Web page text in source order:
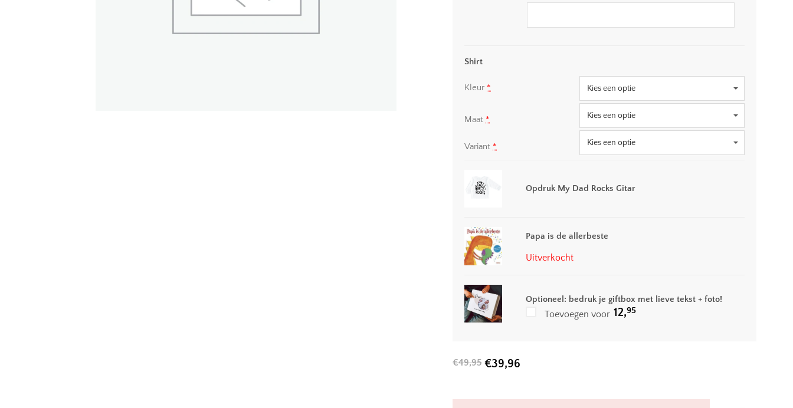
Shirt
Kleur *
Maat *
Variant *
Opdruk My Dad Rocks Gitar
Papa is de allerbeste
Uitverkocht
Optioneel: bedruk je giftbox met lieve tekst + foto!
Toevoegen voor 12,95
€49,95 €39,96